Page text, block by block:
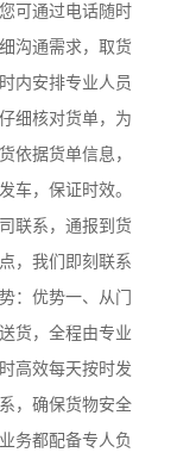
可通过电话随时
沟通需求，取货
内安排专业人员
细核对货单，为
依据货单信息，
车，保证时效。
联系，通报到货
，我们即刻联系
：优势一、从门
货，全程由专业
高效每天按时发
，确保货物安全
务都配备专人负